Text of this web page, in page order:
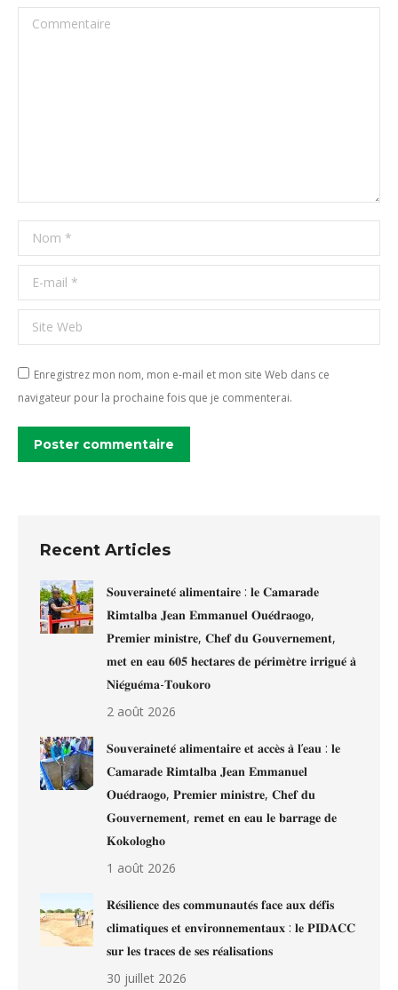
Commentaire
Nom *
E-mail *
Site Web
Enregistrez mon nom, mon e-mail et mon site Web dans ce
navigateur pour la prochaine fois que je commenterai.
Poster commentaire
Recent Articles
𝐒𝐨𝐮𝐯𝐞𝐫𝐚𝐢𝐧𝐞𝐭𝐞́ 𝐚𝐥𝐢𝐦𝐞𝐧𝐭𝐚𝐢𝐫𝐞 : 𝐥𝐞 𝐂𝐚𝐦𝐚𝐫𝐚𝐝𝐞
𝐑𝐢𝐦𝐭𝐚𝐥𝐛𝐚 𝐉𝐞𝐚𝐧 𝐄𝐦𝐦𝐚𝐧𝐮𝐞𝐥 𝐎𝐮𝐞́𝐝𝐫𝐚𝐨𝐠𝐨,
𝐏𝐫𝐞𝐦𝐢𝐞𝐫 𝐦𝐢𝐧𝐢𝐬𝐭𝐫𝐞, 𝐂𝐡𝐞𝐟 𝐝𝐮 𝐆𝐨𝐮𝐯𝐞𝐫𝐧𝐞𝐦𝐞𝐧𝐭,
𝐦𝐞𝐭 𝐞𝐧 𝐞𝐚𝐮 𝟔𝟎𝟓 𝐡𝐞𝐜𝐭𝐚𝐫𝐞𝐬 𝐝𝐞 𝐩𝐞́𝐫𝐢𝐦𝐞̀𝐭𝐫𝐞 𝐢𝐫𝐫𝐢𝐠𝐮𝐞́ 𝐚̀
𝐍𝐢𝐞́𝐠𝐮𝐞́𝐦𝐚-𝐓𝐨𝐮𝐤𝐨𝐫𝐨
2 août 2026
𝐒𝐨𝐮𝐯𝐞𝐫𝐚𝐢𝐧𝐞𝐭𝐞́ 𝐚𝐥𝐢𝐦𝐞𝐧𝐭𝐚𝐢𝐫𝐞 𝐞𝐭 𝐚𝐜𝐜𝐞̀𝐬 𝐚̀ 𝐥’𝐞𝐚𝐮 : 𝐥𝐞
𝐂𝐚𝐦𝐚𝐫𝐚𝐝𝐞 𝐑𝐢𝐦𝐭𝐚𝐥𝐛𝐚 𝐉𝐞𝐚𝐧 𝐄𝐦𝐦𝐚𝐧𝐮𝐞𝐥
𝐎𝐮𝐞́𝐝𝐫𝐚𝐨𝐠𝐨, 𝐏𝐫𝐞𝐦𝐢𝐞𝐫 𝐦𝐢𝐧𝐢𝐬𝐭𝐫𝐞, 𝐂𝐡𝐞𝐟 𝐝𝐮
𝐆𝐨𝐮𝐯𝐞𝐫𝐧𝐞𝐦𝐞𝐧𝐭, 𝐫𝐞𝐦𝐞𝐭 𝐞𝐧 𝐞𝐚𝐮 𝐥𝐞 𝐛𝐚𝐫𝐫𝐚𝐠𝐞 𝐝𝐞
𝐊𝐨𝐤𝐨𝐥𝐨𝐠𝐡𝐨
1 août 2026
𝐑𝐞́𝐬𝐢𝐥𝐢𝐞𝐧𝐜𝐞 𝐝𝐞𝐬 𝐜𝐨𝐦𝐦𝐮𝐧𝐚𝐮𝐭𝐞́𝐬 𝐟𝐚𝐜𝐞 𝐚𝐮𝐱 𝐝𝐞́𝐟𝐢𝐬
𝐜𝐥𝐢𝐦𝐚𝐭𝐢𝐪𝐮𝐞𝐬 𝐞𝐭 𝐞𝐧𝐯𝐢𝐫𝐨𝐧𝐧𝐞𝐦𝐞𝐧𝐭𝐚𝐮𝐱 : 𝐥𝐞 𝐏𝐈𝐃𝐀𝐂𝐂
𝐬𝐮𝐫 𝐥𝐞𝐬 𝐭𝐫𝐚𝐜𝐞𝐬 𝐝𝐞 𝐬𝐞𝐬 𝐫𝐞́𝐚𝐥𝐢𝐬𝐚𝐭𝐢𝐨𝐧𝐬
30 juillet 2026